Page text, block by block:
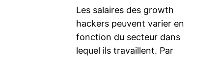
Les salaires des growth
hackers peuvent varier en
fonction du secteur dans
lequel ils travaillent. Par